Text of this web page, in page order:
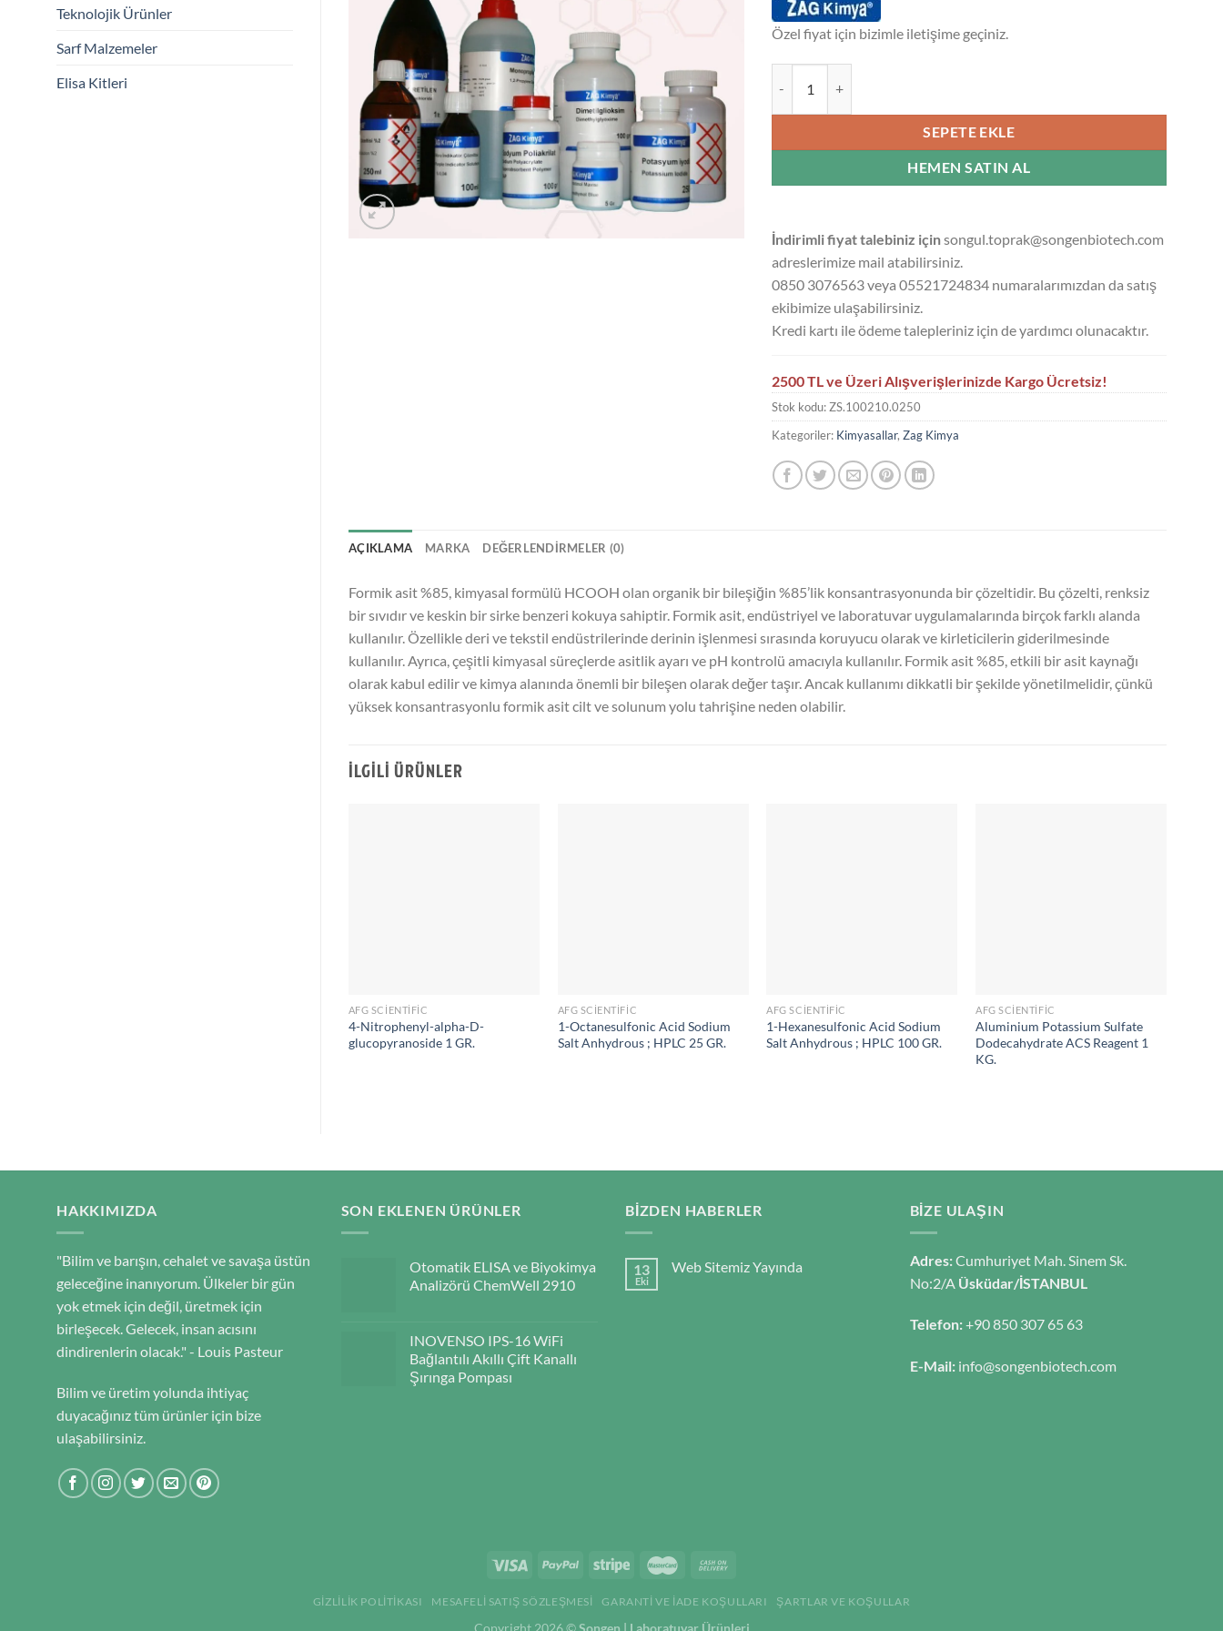
Teknolojik Ürünler
Sarf Malzemeler
Elisa Kitleri
Özel fiyat için bizimle iletişime geçiniz.
SEPETE EKLE
HEMEN SATIN AL
İndirimli fiyat talebiniz içinsongul.toprak@songenbiotech.com
adreslerimize mail atabilirsiniz.
0850 3076563 veya 05521724834 numaralarımızdan da satış
ekibimize ulaşabilirsiniz.
Kredi kartı ile ödeme talepleriniz için de yardımcı olunacaktır.
2500 TL ve Üzeri Alışverişlerinizde Kargo Ücretsiz!
Stok kodu:ZS.100210.0250
Kategoriler: Kimyasallar, Zag Kimya
AÇIKLAMA MARKA DEĞERLENDIRMELER (0)
Formik asit %85, kimyasal formülü HCOOH olan organik bir bileşiğin %85’lik konsantrasyonunda bir çözeltidir. Bu çözelti, renksiz
bir sıvıdır ve keskin bir sirke benzeri kokuya sahiptir. Formik asit, endüstriyel ve laboratuvar uygulamalarında birçok farklı alanda
kullanılır. Özellikle deri ve tekstil endüstrilerinde derinin işlenmesi sırasında koruyucu olarak ve kirleticilerin giderilmesinde
kullanılır. Ayrıca, çeşitli kimyasal süreçlerde asitlik ayarı ve pH kontrolü amacıyla kullanılır. Formik asit %85, etkili bir asit kaynağı
olarak kabul edilir ve kimya alanında önemli bir bileşen olarak değer taşır. Ancak kullanımı dikkatli bir şekilde yönetilmelidir, çünkü
yüksek konsantrasyonlu formik asit cilt ve solunum yolu tahrişine neden olabilir.
İLGILI ÜRÜNLER
AFG SCIENTIFIC
4-Nitrophenyl-alpha-D-
glucopyranoside 1 GR.
AFG SCIENTIFIC
1-Octanesulfonic Acid Sodium
Salt Anhydrous ; HPLC 25 GR.
AFG SCIENTIFIC
1-Hexanesulfonic Acid Sodium
Salt Anhydrous ; HPLC 100 GR.
AFG SCIENTIFIC
Aluminium Potassium Sulfate
Dodecahydrate ACS Reagent 1
KG.
HAKKIMIZDA
"Bilim ve barışın, cehalet ve savaşa üstün
geleceğine inanıyorum. Ülkeler bir gün
yok etmek için değil, üretmek için
birleşecek. Gelecek, insan acısını
dindirenlerin olacak." - Louis Pasteur
Bilim ve üretim yolunda ihtiyaç
duyacağınız tüm ürünler için bize
ulaşabilirsiniz.
SON EKLENEN ÜRÜNLER
Otomatik ELISA ve Biyokimya
Analizörü ChemWell 2910
INOVENSO IPS-16 WiFi
Bağlantılı Akıllı Çift Kanallı
Şırınga Pompası
BIZDEN HABERLER
13
Eki
Web Sitemiz Yayında
BIZE ULAŞIN
Adres:Cumhuriyet Mah. Sinem Sk.
No:2/A Üsküdar/İSTANBUL
Telefon:+90 850 307 65 63
E-Mail:info@songenbiotech.com
GIZLILIK POLITIKASI MESAFELI SATIŞ SÖZLEŞMESI GARANTI VE İADE KOŞULLARI ŞARTLAR VE KOŞULLAR
Copyright 2026 © Songen | Laboratuvar Ürünleri